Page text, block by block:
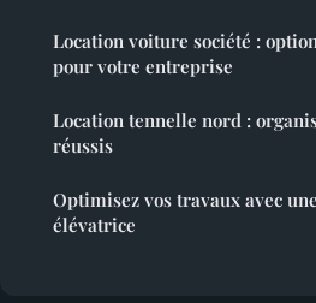
Location voiture société :
pour votre entreprise
Location tennelle nord :
réussis
Optimisez vos travaux avec
élévatrice